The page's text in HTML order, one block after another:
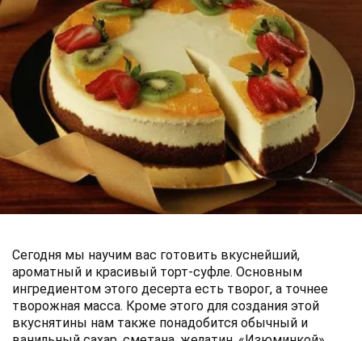
Сегодня мы научим вас готовить вкуснейший,
ароматный и красивый торт-суфле. Основным
ингредиентом этого десерта есть творог, а точнее
творожная масса. Кроме этого для создания этой
вкуснятины нам также понадобится обычный и